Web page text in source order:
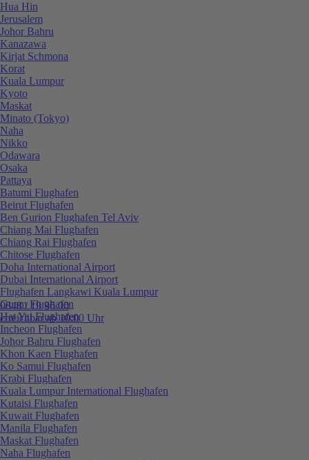
0848 / 19 96 00
erreichbar ab 10:00 Uhr
Hua Hin
Jerusalem
Johor Bahru
Kanazawa
Kirjat Schmona
Korat
Kuala Lumpur
Kyoto
Maskat
Minato (Tokyo)
Naha
Nikko
Odawara
Osaka
Pattaya
Batumi Flughafen
Beirut Flughafen
Ben Gurion Flughafen Tel Aviv
Chiang Mai Flughafen
Chiang Rai Flughafen
Chitose Flughafen
Doha International Airport
Dubai International Airport
Flughafen Langkawi Kuala Lumpur
Guam Flughafen
Hat Yai Flughafen
Incheon Flughafen
Johor Bahru Flughafen
Khon Kaen Flughafen
Ko Samui Flughafen
Krabi Flughafen
Kuala Lumpur International Flughafen
Kutaisi Flughafen
Kuwait Flughafen
Manila Flughafen
Maskat Flughafen
Naha Flughafen